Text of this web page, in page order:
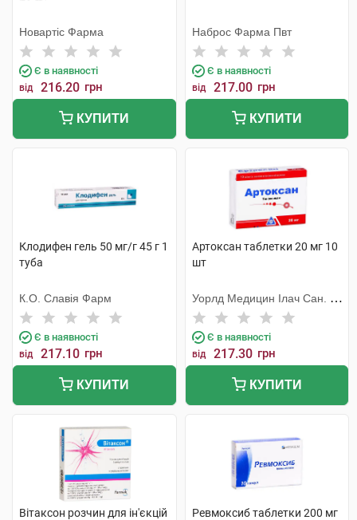
Новартіс Фарма
Є в наявності
від 216.20 грн
КУПИТИ
Наброс Фарма Пвт
Є в наявності
від 217.00 грн
КУПИТИ
Клодифен гель 50 мг/г 45 г 1
туба
К.О. Славія Фарм
Є в наявності
від 217.10 грн
КУПИТИ
Артоксан таблетки 20 мг 10
шт
Уорлд Медицин Ілач Сан. Ве
Тідж
Є в наявності
від 217.30 грн
КУПИТИ
Вітаксон розчин для ін'єкцій
Ревмоксиб таблетки 200 мг